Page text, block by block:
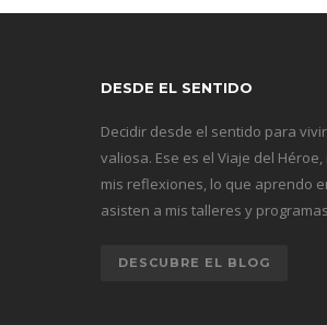
DESDE EL SENTIDO
Decidir desde el sentido para
valiosa. Ese es el Viaje del
mis reflexiones, lo que aprendo
asisten a mis talleres y
DESCUBRE EL BLOG